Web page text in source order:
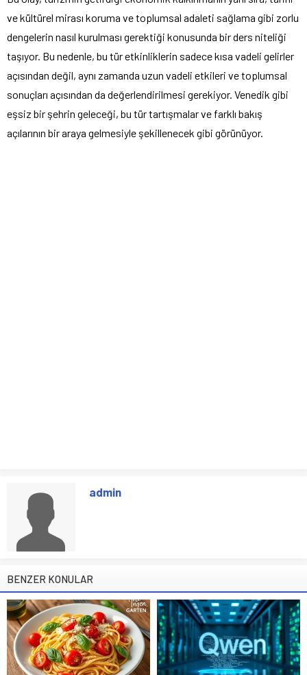
ve kültürel mirası koruma ve toplumsal adaleti sağlama gibi zorlu
dengelerin nasıl kurulması gerektiği konusunda bir ders niteliği
taşıyor. Bu nedenle, bu tür etkinliklerin sadece kısa vadeli gelirler
açısından değil, aynı zamanda uzun vadeli etkileri ve toplumsal
sonuçları açısından da değerlendirilmesi gerekiyor. Venedik gibi
eşsiz bir şehrin geleceği, bu tür tartışmalar ve farklı bakış
açılarının bir araya gelmesiyle şekillenecek gibi görünüyor.
admin
BENZER KONULAR